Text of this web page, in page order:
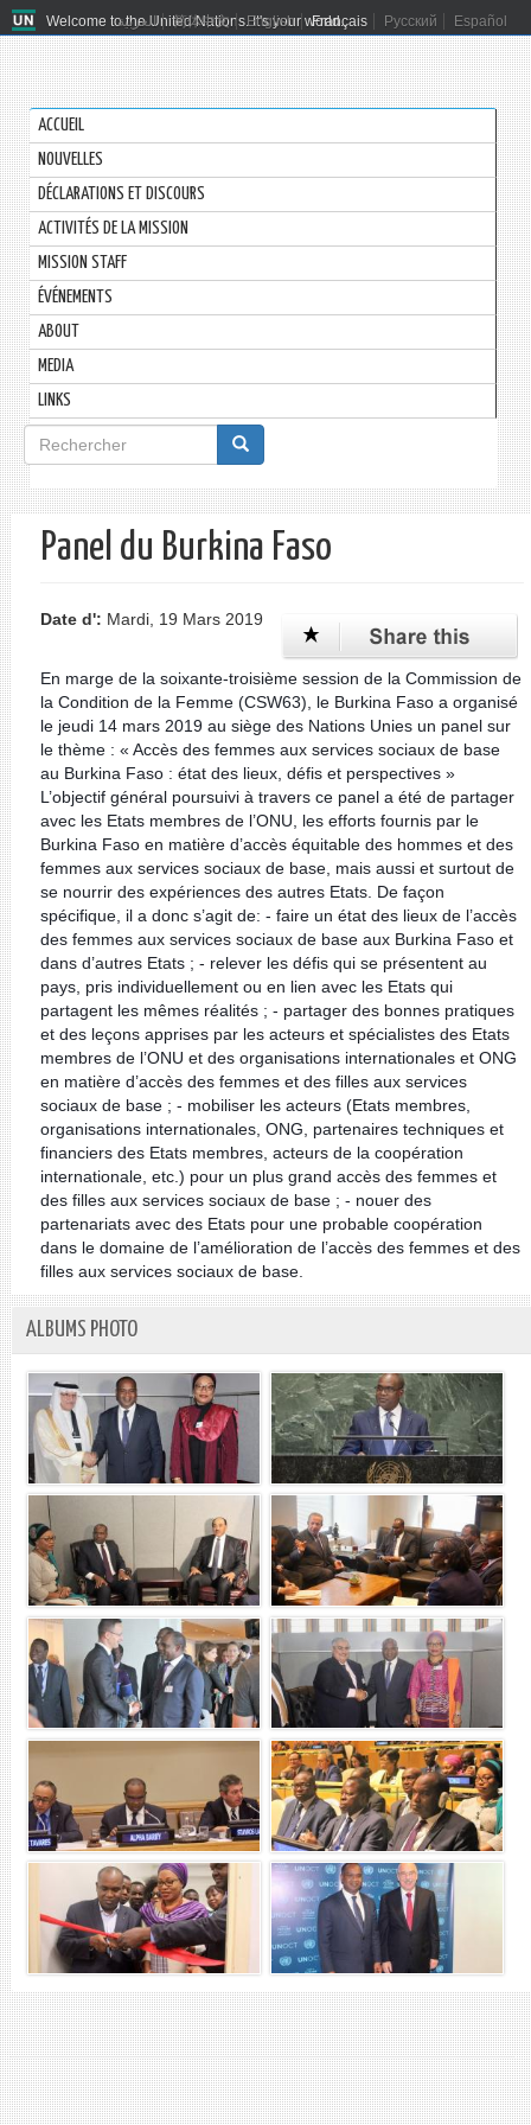
Welcome to the United Nations. It's your world.
العربية 简体中文 English Français Русский Español
ACCUEIL
NOUVELLES
DÉCLARATIONS ET DISCOURS
ACTIVITÉS DE LA MISSION
MISSION STAFF
ÉVÉNEMENTS
ABOUT
MEDIA
LINKS
Formulaire
de
recherche
Rechercher
Panel du Burkina Faso
Date d': Mardi, 19 Mars 2019
En marge de la soixante-troisième session de la Commission de
la Condition de la Femme (CSW63), le Burkina Faso a organisé
le jeudi 14 mars 2019 au siège des Nations Unies un panel sur
le thème : « Accès des femmes aux services sociaux de base
au Burkina Faso : état des lieux, défis et perspectives »
L’objectif général poursuivi à travers ce panel a été de partager
avec les Etats membres de l’ONU, les efforts fournis par le
Burkina Faso en matière d’accès équitable des hommes et des
femmes aux services sociaux de base, mais aussi et surtout de
se nourrir des expériences des autres Etats. De façon
spécifique, il a donc s’agit de: - faire un état des lieux de l’accès
des femmes aux services sociaux de base aux Burkina Faso et
dans d’autres Etats ; - relever les défis qui se présentent au
pays, pris individuellement ou en lien avec les Etats qui
partagent les mêmes réalités ; - partager des bonnes pratiques
et des leçons apprises par les acteurs et spécialistes des Etats
membres de l’ONU et des organisations internationales et ONG
en matière d’accès des femmes et des filles aux services
sociaux de base ; - mobiliser les acteurs (Etats membres,
organisations internationales, ONG, partenaires techniques et
financiers des Etats membres, acteurs de la coopération
internationale, etc.) pour un plus grand accès des femmes et
des filles aux services sociaux de base ; - nouer des
partenariats avec des Etats pour une probable coopération
dans le domaine de l’amélioration de l’accès des femmes et des
filles aux services sociaux de base.
ALBUMS PHOTO